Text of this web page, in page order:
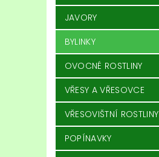
JAVORY
BYLINKY
OVOCNÉ ROSTLINY
VŘESY A VŘESOVCE
VŘESOVIŠTNÍ ROSTLINY
POPÍNAVKY